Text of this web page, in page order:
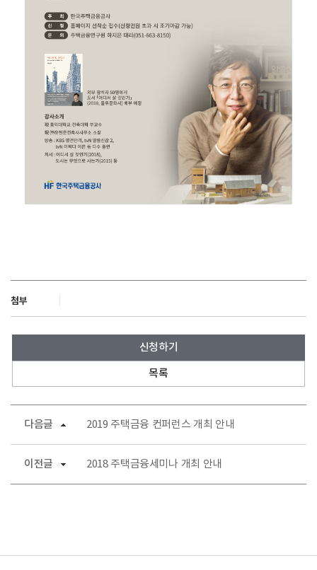
첨부
신청하기
목록
다음글 2019 주택금융 컨퍼런스 개최 안내
이전글 2018 주택금융세미나 개최 안내